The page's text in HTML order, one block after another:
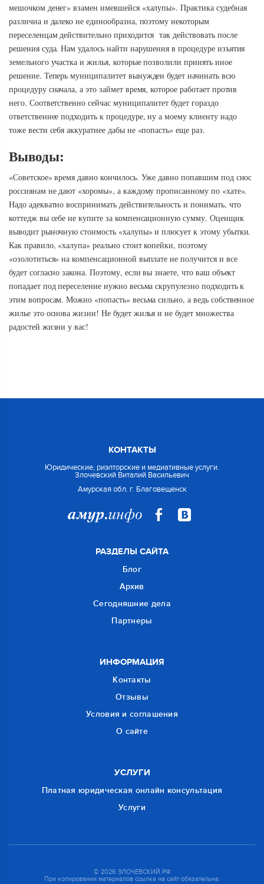
мешочком денег» взамен имевшейся «халупы». Практика судебная
различна и далеко не единообразна, поэтому некоторым
переселенцам действительно приходится так действовать после
решения суда. Нам удалось найти нарушения в процедуре изъятия
земельного участка и жилья, которые позволили принять иное
решение. Теперь муниципалитет вынужден будет начинать всю
процедуру сначала, а это займет время, которое работает против
него. Соответственно сейчас муниципалитет будет гораздо
ответственнее подходить к процедуре, ну а моему клиенту надо
тоже вести себя аккуратнее дабы не «попасть» еще раз.
Выводы:
«Советское» время давно кончилось. Уже давно попавшим под снос
россиянам не дают «хоромы», а каждому прописанному по «хате».
Надо адекватно воспринимать действительность и понимать, что
коттедж вы себе не купите за компенсационную сумму. Оценщик
выводит рыночную стоимость «халупы» и плюсует к этому убытки.
Как правило, «халупа» реально стоит копейки, поэтому
«озолотиться» на компенсационной выплате не получится и все
будет согласно закона. Поэтому, если вы знаете, что ваш объект
попадает под переселение нужно весьма скрупулезно подходить к
этим вопросам. Можно «попасть» весьма сильно, а ведь собственное
жилье это основа жизни! Не будет жилья и не будет множества
радостей жизни у вас!
КОНТАКТЫ
Юридические, риэлторские и медиативные услуги.
Злочевский Виталий Васильевич
Амурская обл. г. Благовещенск
РАЗДЕЛЫ САЙТА
Блог
Архив
Сегодняшние дела
Партнеры
ИНФОРМАЦИЯ
Контакты
Отзывы
Условия и соглашения
О сайте
УСЛУГИ
Платная юридическая онлайн консультация
Услуги
© 2026 ЗЛОЧЕВСКИЙ.РФ
При копировании материалов ссылка на сайт обязательна.